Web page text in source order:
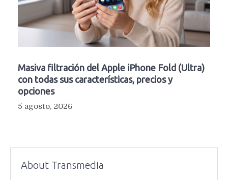
Masiva filtración del Apple iPhone Fold (Ultra)
con todas sus características, precios y
opciones
5 agosto, 2026
About Transmedia